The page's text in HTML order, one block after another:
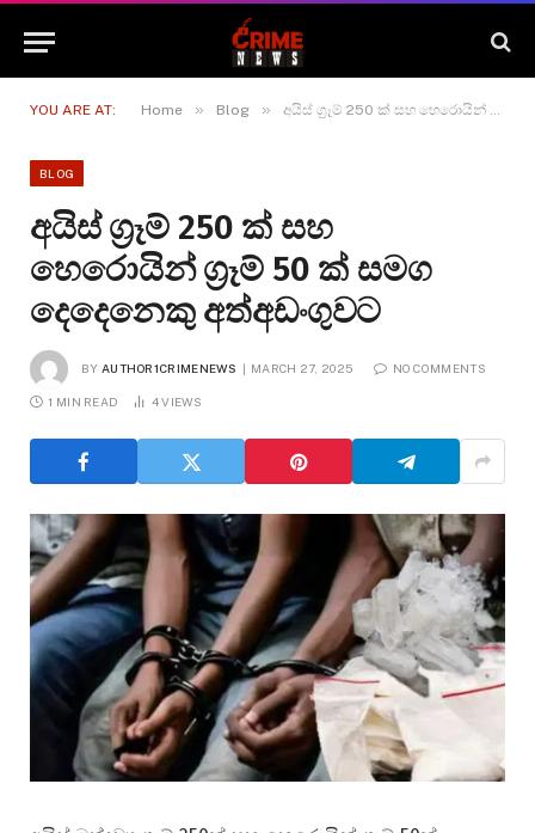
YOU ARE AT: Home » Blog » අයිස් ග්‍රෑම් 250 ක් සහ හෙරොයින් ග්‍රෑම් 50 ක් සමග දෙදෙනෙකු අත්අඩංගුවට
BLOG
අයිස් ග්‍රෑම් 250 ක් සහ
හෙරොයින් ග්‍රෑම් 50 ක් සමග
දෙදෙනෙකු අත්අඩංගුවට
BY AUTHOR1CRIMENEWS MARCH 27, 2025 NO COMMENTS
1 MIN READ 4VIEWS